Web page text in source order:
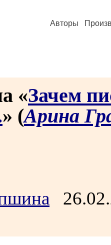
Авторы
«Зачем
» (Арина